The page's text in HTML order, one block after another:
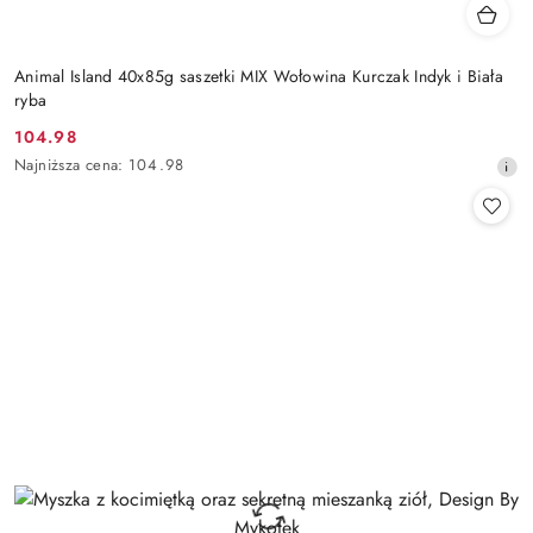
Animal Island 40x85g saszetki MIX Wołowina Kurczak Indyk i Biała
ryba
Cena
promocyjna:
104.98
Najniższa
Najniższa cena: 104.98